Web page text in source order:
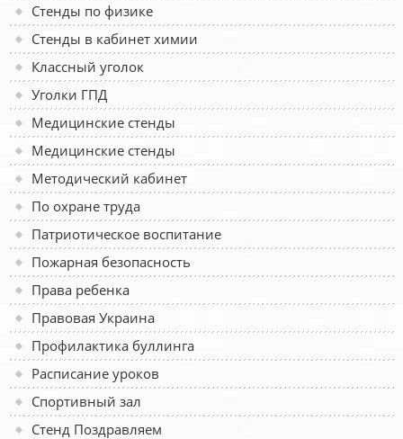
Стенды по физике
Стенды в кабинет химии
Классный уголок
Уголки ГПД
Медицинские стенды
Медицинские стенды
Методический кабинет
По охране труда
Патриотическое воспитание
Пожарная безопасность
Права ребенка
Правовая Украина
Профилактика буллинга
Расписание уроков
Спортивный зал
Стенд Поздравляем